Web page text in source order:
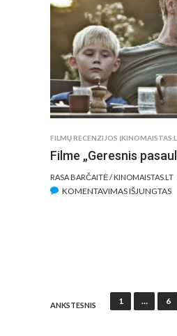
FILMŲ RECENZIJOS
Filme „Geresnis
RASA BARČAITĖ / KINOMAISTAS.LT
KOMENTAVIMAS IŠJUNGTAS
ANKSTESNIS 1 … 6